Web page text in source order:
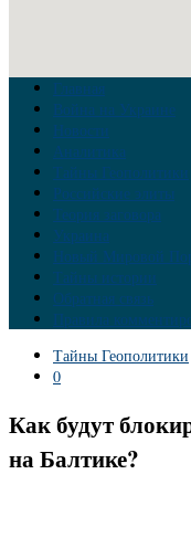
Главная
Война на Украине
Новости
Аналитика
Тайны Геополитики
Российские элиты
Теория заговора
Украина
Новый Мировой
Тайны истории
Обратная связь
Правила
Тайны Геополитики
0
Как будут
на Балтике?